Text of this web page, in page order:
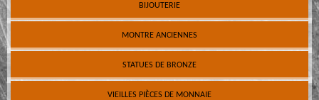
BIJOUTERIE
MONTRE ANCIENNES
STATUES DE BRONZE
VIEILLES PIÈCES DE MONNAIE